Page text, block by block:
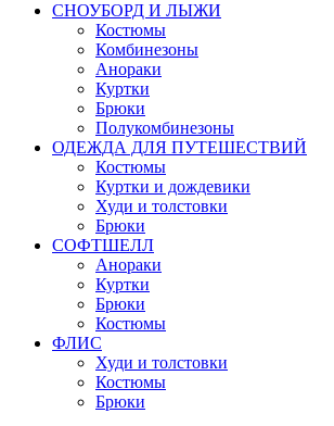
СНОУБОРД И ЛЫЖИ
Костюмы
Комбинезоны
Анораки
Куртки
Брюки
Полукомбинезоны
ОДЕЖДА ДЛЯ ПУТЕШЕСТВИЙ
Костюмы
Куртки и дождевики
Худи и толстовки
Брюки
СОФТШЕЛЛ
Анораки
Куртки
Брюки
Костюмы
ФЛИС
Худи и толстовки
Костюмы
Брюки